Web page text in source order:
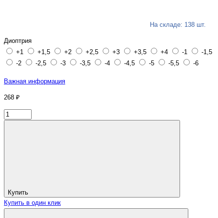
На складе: 138 шт.
Диоптрия
+1
+1,5 +2 +2,5 +3 +3,5 +4 -1
-1,5
-2
-2,5 -3 -3,5 -4 -4,5 -5 -5,5 -6
Важная информация
268 ₽
Купить
Купить в один клик